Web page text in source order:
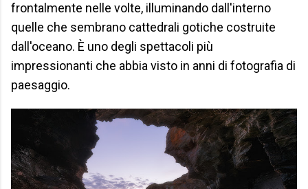
frontalmente nelle volte, illuminando dall'interno
quelle che sembrano cattedrali gotiche costruite
dall'oceano. È uno degli spettacoli più
impressionanti che abbia visto in anni di fotografia di
paesaggio.